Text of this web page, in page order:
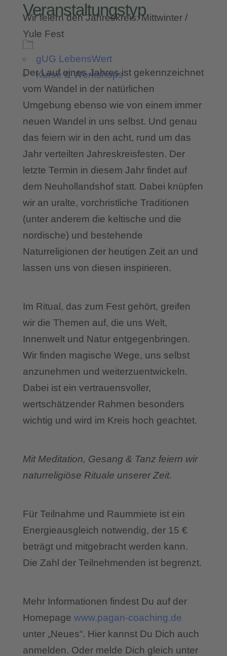
Veranstaltungstyp
gUG LebensWert
Kurse & Workshops
Wir feiern den Jahreskreis: Mittwinter /
Yule Fest
Der Lauf eines Jahres ist gekennzeichnet
vom Wandel in der natürlichen
Umgebung ebenso wie von einem immer
neuen Wandel in uns selbst. Und genau
das feiern wir in den acht, rund um das
Jahr verteilten Jahreskreisfesten. Der
letzte Termin in diesem Jahr findet auf
dem Neuhollandshof statt. Dabei knüpfen
wir an uralte, vorchristliche Traditionen
(unter anderem die keltische und die
nordische) und bestehende
Naturreligionen der heutigen Zeit an und
lassen uns von diesen inspirieren.
Im Ritual, das zum Fest gehört, greifen
wir die Themen auf, die uns Welt,
Innenwelt und Natur entgegenbringen.
Wir finden magische Wege, uns selbst
anzunehmen und weiterzuentwickeln.
Dabei ist ein vertrauensvoller,
wertschätzender Rahmen besonders
wichtig und wird im Kreis hoch geachtet.
Mit Meditation, Gesang & Tanz feiern wir
naturreligiöse Rituale unserer Zeit.
Für Teilnahme und Raummiete ist ein
Energieausgleich notwendig, der 15 €
beträgt und mitgebracht werden kann.
Die Zahl der Teilnehmenden ist begrenzt.
Mehr Informationen findest Du auf der
Homepage www.pagan-coaching.de
unter „Neues“. Hier kannst Du Dich auch
anmelden. Oder melde Dich gleich unter